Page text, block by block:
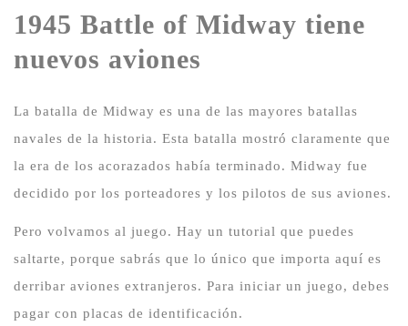
1945 Battle of Midway tiene
nuevos aviones
La batalla de Midway es una de las mayores batallas
navales de la historia. Esta batalla mostró claramente que
la era de los acorazados había terminado. Midway fue
decidido por los porteadores y los pilotos de sus aviones.
Pero volvamos al juego. Hay un tutorial que puedes
saltarte, porque sabrás que lo único que importa aquí es
derribar aviones extranjeros. Para iniciar un juego, debes
pagar con placas de identificación.